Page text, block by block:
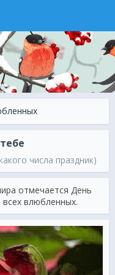
числа праздник)
отмечается День
влюбленных.